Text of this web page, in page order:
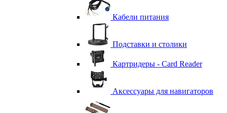
Кабели питания
Подставки и столики
Картридеры - Card Reader
Аксессуары для навигаторов